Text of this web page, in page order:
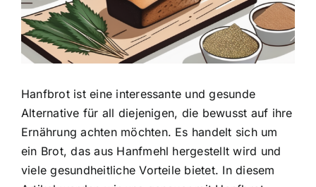
Hanfbrot ist eine interessante und gesunde
Alternative für all diejenigen, die bewusst auf ihre
Ernährung achten möchten. Es handelt sich um
ein Brot, das aus Hanfmehl hergestellt wird und
viele gesundheitliche Vorteile bietet. In diesem